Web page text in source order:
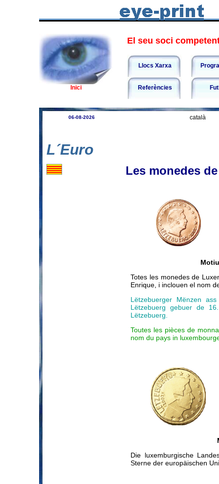
Inici
El seu soci
Llocs Xarxa
Referències
06-08-2026 català
L´Euro
Les monedes
Totes les monedes de
Enrique, i inclouen el nom
Lëtzebuerger Mënzen
Lëtzebuerg gebuer de
Lëtzebuerg.
Toutes les pièces de
nom du pays in
Die luxemburgische
Sterne der europäischen